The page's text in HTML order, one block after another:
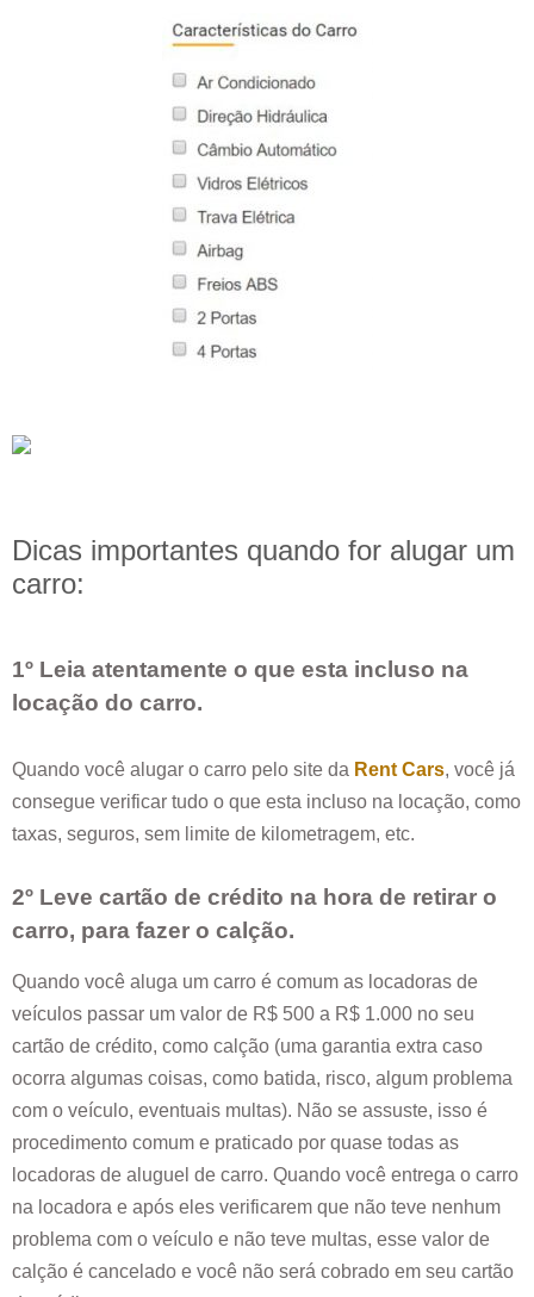
Dicas importantes quando for alugar um
carro:
1º Leia atentamente o que esta incluso na
locação do carro.
Quando você alugar o carro pelo site da Rent Cars, você já
consegue verificar tudo o que esta incluso na locação, como
taxas, seguros, sem limite de kilometragem, etc.
2º Leve cartão de crédito na hora de retirar o
carro, para fazer o calção.
Quando você aluga um carro é comum as locadoras de
veículos passar um valor de R$ 500 a R$ 1.000 no seu
cartão de crédito, como calção (uma garantia extra caso
ocorra algumas coisas, como batida, risco, algum problema
com o veículo, eventuais multas). Não se assuste, isso é
procedimento comum e praticado por quase todas as
locadoras de aluguel de carro. Quando você entrega o carro
na locadora e após eles verificarem que não teve nenhum
problema com o veículo e não teve multas, esse valor de
calção é cancelado e você não será cobrado em seu cartão